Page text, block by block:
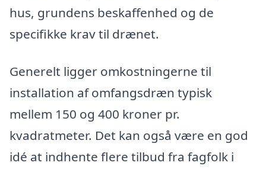
hus, grundens beskaffenhed og de
specifikke krav til drænet.
Generelt ligger omkostningerne til
installation af omfangsdræn typisk
mellem 150 og 400 kroner pr.
kvadratmeter. Det kan også være en god
idé at indhente flere tilbud fra fagfolk i